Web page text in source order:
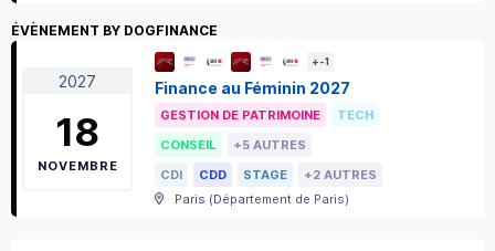
ÉVÈNEMENT BY DOGFINANCE
2027
18
NOVEMBRE
+-1
Finance au Féminin 2027
GESTION DE PATRIMOINE
TECH
CONSEIL
+5 AUTRES
CDI
CDD STAGE
+2 AUTRES
Paris (Département de Paris)